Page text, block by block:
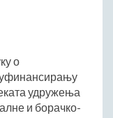
о
удружења
и борачко-